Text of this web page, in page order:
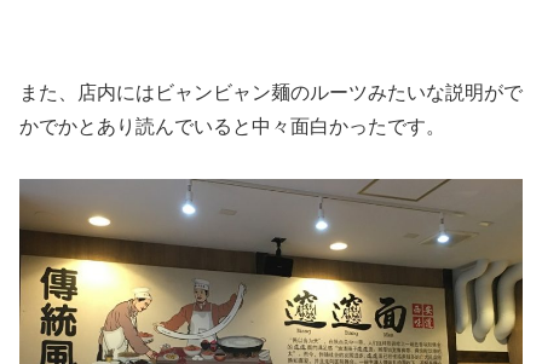
また、店内にはビャンビャン麺のルーツみたいな説明がで
かでかとあり読んでいると中々面白かったです。